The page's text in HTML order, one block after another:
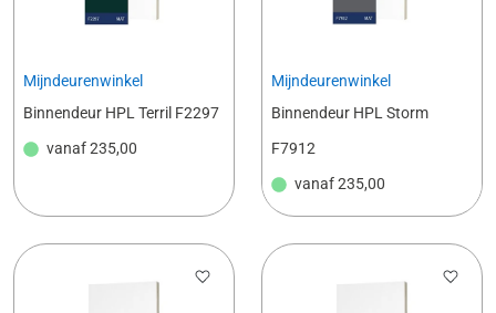
Mijndeurenwinkel
Binnendeur HPL Terril F2297
vanaf235,00
Mijndeurenwinkel
Binnendeur HPL Storm
F7912
vanaf235,00